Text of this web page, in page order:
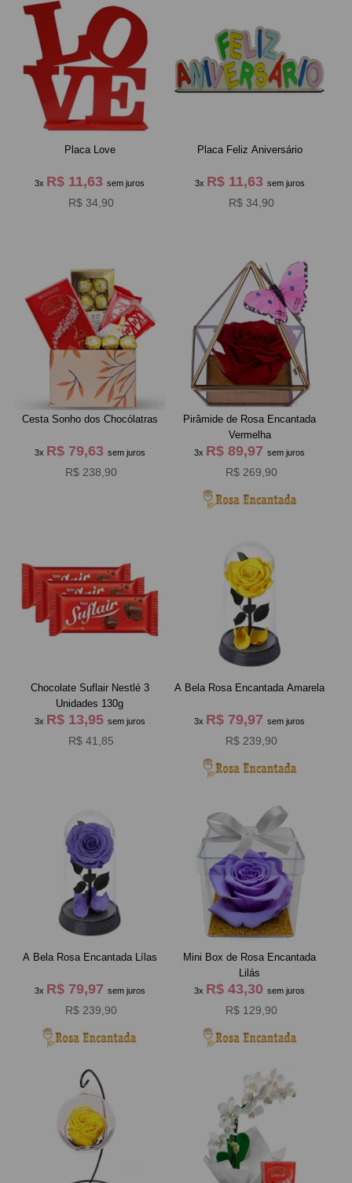
Placa Love
3x R$ 11,63sem juros
R$ 34,90
Placa Feliz Aniversário
3x R$ 11,63 sem juros
R$ 34,90
Cesta Sonho dos Chocólatras
3x R$ 79,63 sem juros
R$ 238,90
Pirâmide de Rosa Encantada
Vermelha
3x R$ 89,97sem juros
R$ 269,90
Chocolate Suflair Nestlé 3
Unidades 130g
3x R$ 13,95 sem juros
R$ 41,85
A Bela Rosa Encantada Amarela
3x R$ 79,97sem juros
R$ 239,90
A Bela Rosa Encantada Lílas
3x R$ 79,97 sem juros
R$ 239,90
Mini Box de Rosa Encantada
Lilás
3x R$ 43,30sem juros
R$ 129,90